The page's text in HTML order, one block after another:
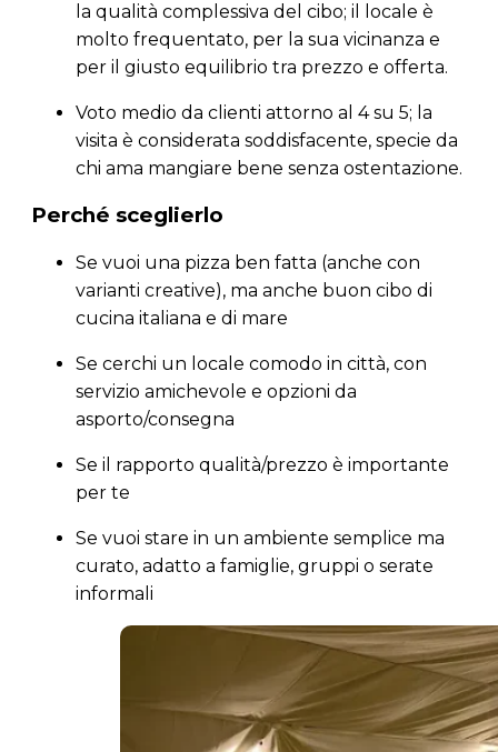
la qualità complessiva del cibo; il locale è
molto frequentato, per la sua vicinanza e
per il giusto equilibrio tra prezzo e offerta.
Voto medio da clienti attorno al 4 su 5; la
visita è considerata soddisfacente, specie da
chi ama mangiare bene senza ostentazione.
Perché sceglierlo
Se vuoi una pizza ben fatta (anche con
varianti creative), ma anche buon cibo di
cucina italiana e di mare
Se cerchi un locale comodo in città, con
servizio amichevole e opzioni da
asporto/consegna
Se il rapporto qualità/prezzo è importante
per te
Se vuoi stare in un ambiente semplice ma
curato, adatto a famiglie, gruppi o serate
informali